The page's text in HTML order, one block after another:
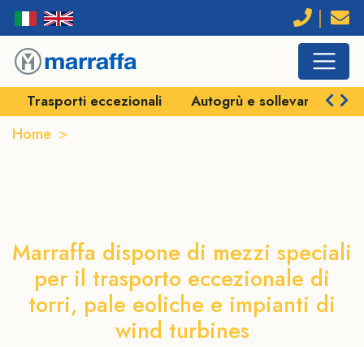
Trasporti eccezionali Autogrù e sollevamenti
Home
Marraffa dispone di mezzi speciali
per il trasporto eccezionale di
torri, pale eoliche e impianti di
wind turbines